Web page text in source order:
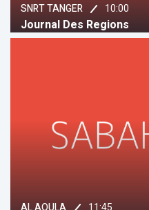
SNRT TANGER 10:00
Journal Des Regions